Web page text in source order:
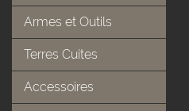
Armes et Outils
Terres Cuites
Accessoires